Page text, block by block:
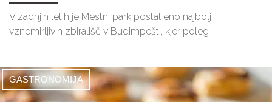
V zadnjih letih je Mestni park postal eno najbolj
vznemirljivih zbirališč v Budimpešti, kjer poleg
GASTRONOMIJA